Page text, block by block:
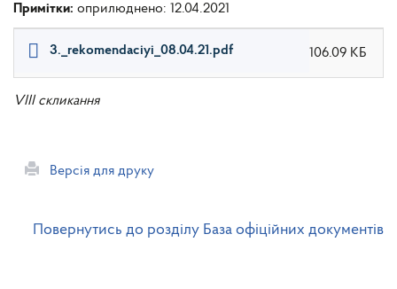
Примітки: оприлюднено: 12.04.2021
3._rekomendaciyi_08.04.21.pdf 106.09 КБ
VIII скликання
Версія для друку
Повернутись до розділу База офіційних документів